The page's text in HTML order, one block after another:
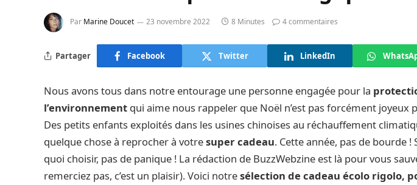
Par Marine Doucet 23 novembre 2022 8 Minutes 4 commentaires
Partager Facebook Twitter LinkedIn
Nous avons tous dans notre entourage une personne engagée pour la
l’environnement qui aime nous rappeler que Noël n’est pas forcément joyeux
Des petits enfants exploités dans les usines chinoises au réchauffement
quelque chose à reprocher à votresuper cadeau. Cette année, pas de bourde !
quoi choisir, pas de panique ! La rédaction de BuzzWebzine est là pour vous
remerciez pas, c’est un plaisir). Voici notresélection de cadeau écolo rigolo,